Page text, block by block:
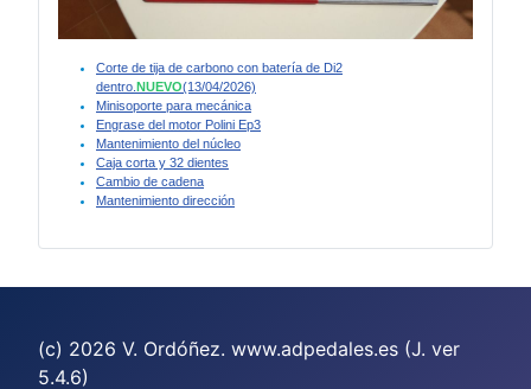
Corte de tija de carbono con batería de Di2
dentro. NUEVO(13/04/2026)
Minisoporte para mecánica
Engrase del motor Polini Ep3
Mantenimiento del núcleo
Caja corta y 32 dientes
Cambio de cadena
Mantenimiento dirección
(c) 2026 V. Ordóñez. www.adpedales.es (J. ver
5.4.6)